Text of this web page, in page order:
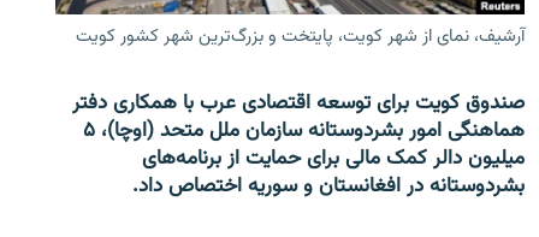
آرشیف، نمای از شهر کویت، پایتخت و بزرگ‌ترین شهر کشور کویت
صندوق کویت برای توسعه اقتصادی عرب با همکاری دفتر
هماهنگی امور بشردوستانه سازمان ملل متحد (اوچا)، ۵
میلیون دالر کمک مالی برای حمایت از برنامه‌های
بشردوستانه در افغانستان و سوریه اختصاص داد.